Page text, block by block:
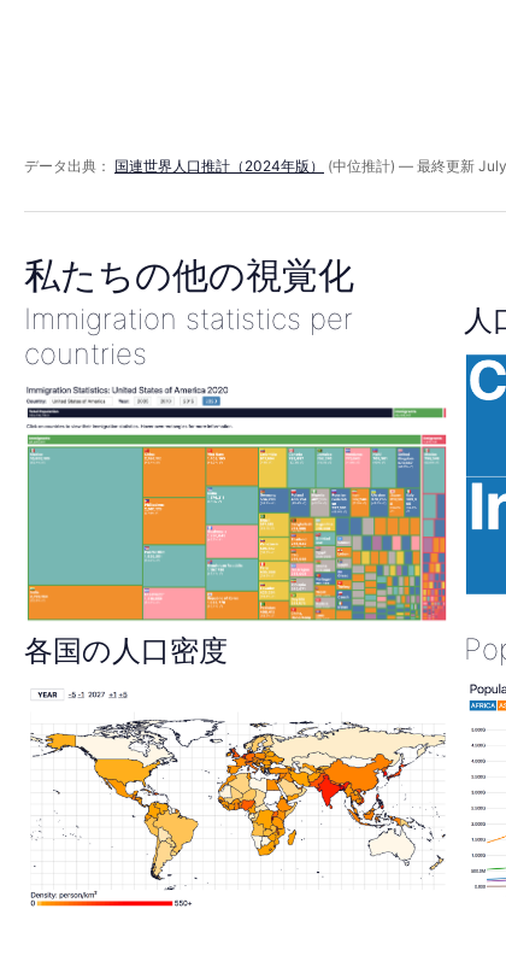
2025
年
データ出典： 国連世界人口推計（2024年版） (中位推計) — 最終更新
私たちの他の視覚化
Immigration statistics per
countries
人
各国の人口密度